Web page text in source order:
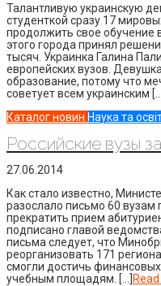
Талантливую украинскую
студенткой сразу 17
продолжить свое обучение
этого города принял
тысяч. Украинка Галина
европейских вузов.
образование, потому что
советует всем украинским […]
Каталог новин Наука та
Российские вузы
27.06.2014
Как стало известно,
разослало письмо 60 вузам
прекратить прием
подписано главой
письма следует, что
реорганизовать 171
смогли достичь
учебным площадям. […]